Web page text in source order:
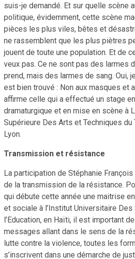
suis-je demandé. Et sur quelle scène
politique, évidemment, cette scène
pièces les plus viles, bêtes et
ne rassemblent que les plus piètres
jouent de toute une population. Et de
veux pas. Ce ne sont pas des larmes
prend, mais des larmes de sang. Oui,
est bien trouvé : Non aux masques et
affirme celle qui a effectué un stage
dramaturgique et en mise en scène à
Supérieure Des Arts et Techniques du
Lyon.
Transmission et résistance
La participation de Stéphanie
de la transmission de la résistance.
qui débute cette année une maitrise
et sociale à l’Institut Universitaire
l’Education, en Haïti, il est important
messages allant dans le sens de la
lutte contre la violence, toutes les
s’inscrivent dans une démarche de